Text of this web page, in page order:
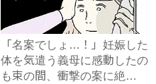
「名案でしょ…！」妊娠した
体を気遣う義母に感動したの
も束の間、衝撃の案に絶